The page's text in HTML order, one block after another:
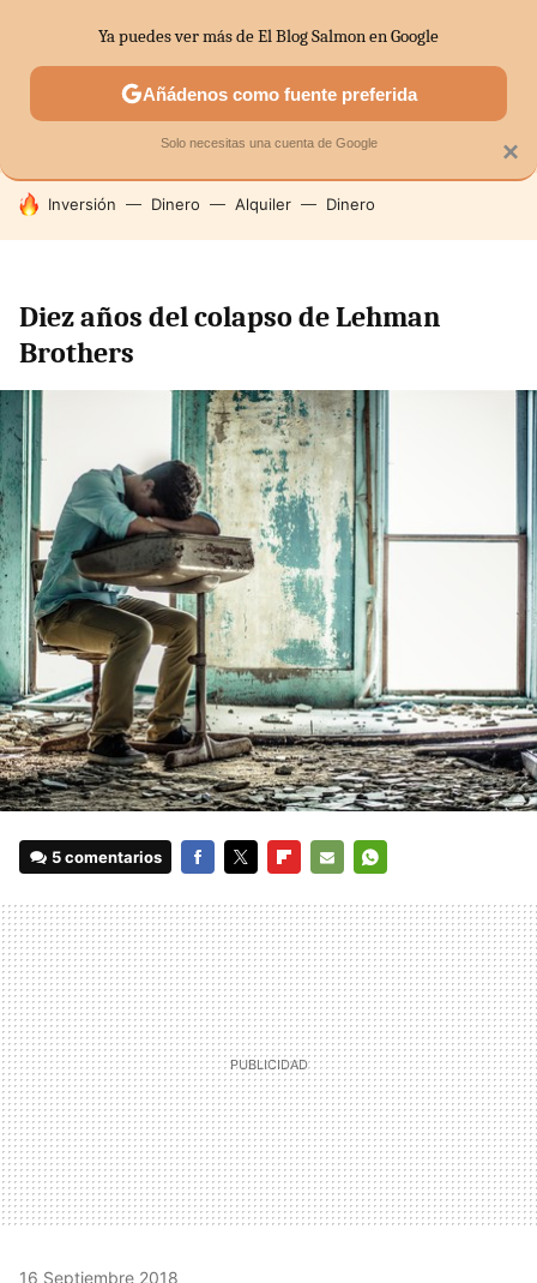
SECTORES ECONOMÍA DOMÉSTICA MERCADOS
HOY SE HABLA DE
Inversión Dinero Alquiler Dinero
Diez años del colapso de Lehman
Brothers
5 comentarios
MAIL
16 Septiembre 2018
×
Ya puedes ver más de El Blog Salmon en Google
Añádenos como fuente preferida
Solo necesitas una cuenta de Google